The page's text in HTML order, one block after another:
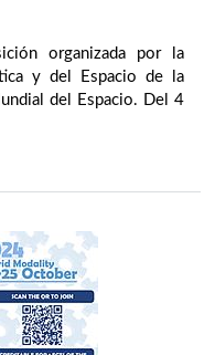
organizada por la
y del Espacio de la
del Espacio. Del 4